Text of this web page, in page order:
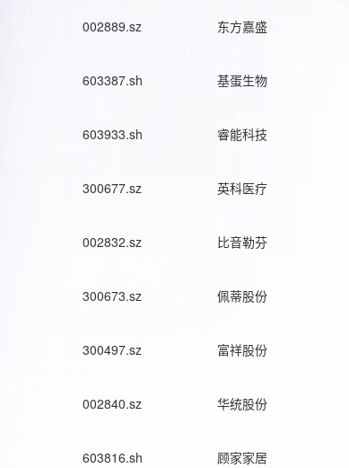
002889.sz 东方嘉盛
603387.sh 基蛋生物
603933.sh 睿能科技
300677.sz 英科医疗
002832.sz 比音勒芬
300673.sz 佩蒂股份
300497.sz 富祥股份
002840.sz 华统股份
603816.sh 顾家家居